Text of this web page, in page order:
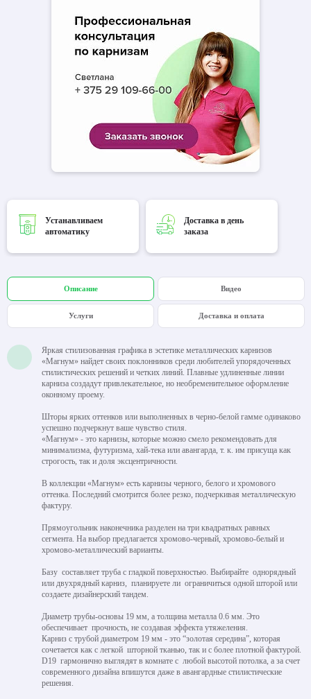
Устанавливаем
автоматику
Доставка в день
заказа
Описание Видео
Услуги Доставка и оплата
Яркая стилизованная графика в эстетике металлических карнизов
«Магнум» найдет своих поклонников среди любителей упорядоченных
стилистических решений и четких линий. Плавные удлиненные линии
карниза создадут привлекательное, но необременительное оформление
оконному проему.
Шторы ярких оттенков или выполненных в черно-белой гамме одинаково
успешно подчеркнут ваше чувство стиля.
«Магнум» - это карнизы, которые можно смело рекомендовать для
минимализма, футуризма, хай-тека или авангарда, т. к. им присуща как
строгость, так и доля эксцентричности.
В коллекции «Магнум» есть карнизы черного, белого и хромового
оттенка. Последний смотрится более резко, подчеркивая металлическую
фактуру.
Прямоугольник наконечника разделен на три квадратных равных
сегмента. На выбор предлагается хромово-черный, хромово-белый и
хромово-металлический варианты.
Базу составляет труба с гладкой поверхностью. Выбирайте однорядный
или двухрядный карниз, планируете ли ограничиться одной шторой или
создаете дизайнерский тандем.
Диаметр трубы-основы 19 мм, а толщина металла 0.6 мм. Это
обеспечивает прочность, не создавая эффекта утяжеления.
Карниз с трубой диаметром 19 мм - это “золотая середина”, которая
сочетается как с легкой шторной тканью, так и с более плотной фактурой.
D19 гармонично выглядят в комнате с любой высотой потолка, а за счет
современного дизайна впишутся даже в авангардные стилистические
решения.